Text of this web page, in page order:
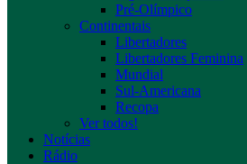
Pré-Olímpico
Continentais
Libertadores
Libertadores Feminina
Mundial
Sul-Americana
Recopa
Ver todos!
Notícias
Rádio